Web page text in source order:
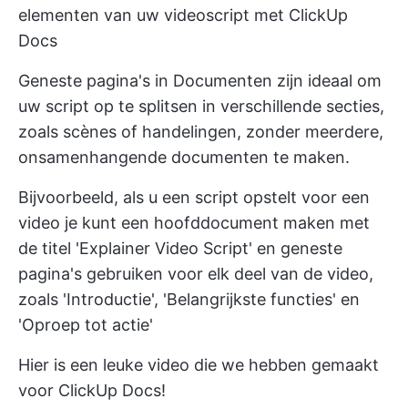
elementen van uw videoscript met ClickUp
Docs
Geneste pagina's in Documenten zijn ideaal om
uw script op te splitsen in verschillende secties,
zoals scènes of handelingen, zonder meerdere,
onsamenhangende documenten te maken.
Bijvoorbeeld, als u een script opstelt voor een
video je kunt een hoofddocument maken met
de titel 'Explainer Video Script' en geneste
pagina's gebruiken voor elk deel van de video,
zoals 'Introductie', 'Belangrijkste functies' en
'Oproep tot actie'
Hier is een leuke video die we hebben gemaakt
voor ClickUp Docs!